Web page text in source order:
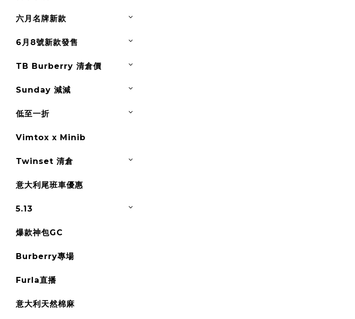
六月名牌新款
6月8號新款發售
TB Burberry 清倉價
Sunday 減減
低至一折
Vimtox x Minib
Twinset 清倉
意大利尾班車優惠
5.13
爆款神包GC
Burberry專場
Furla直播
意大利天然棉麻